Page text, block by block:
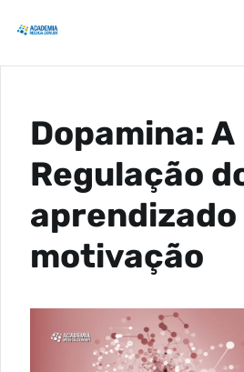
Dopamina: A
Regulação
aprendizado
motivação